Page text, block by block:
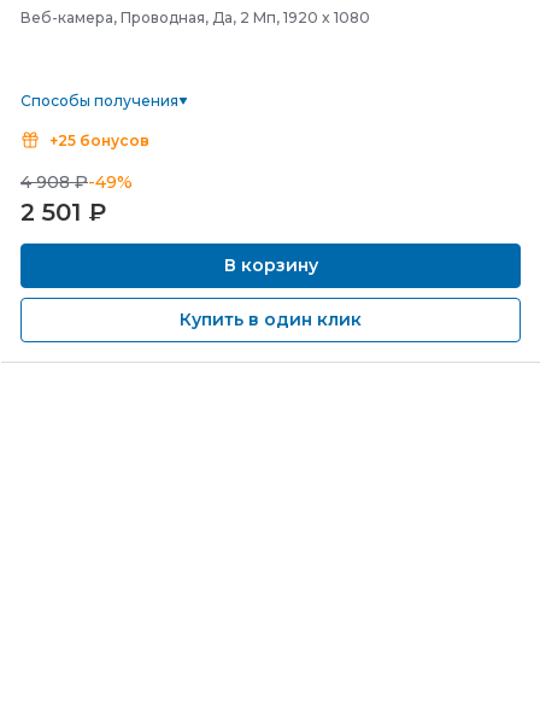
Веб-камера, Проводная, Да, 2 Мп, 1920 x 1080
Способы получения
+25 бонусов
4 908 ₽-49%
2 501 ₽
В корзину
Купить в один клик